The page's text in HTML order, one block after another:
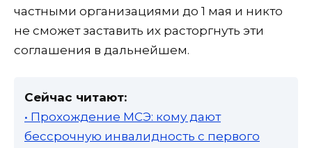
частными организациями до 1 мая и никто
не сможет заставить их расторгнуть эти
соглашения в дальнейшем.
Сейчас читают:
• Прохождение МСЭ: кому дают
бессрочную инвалидность с первого